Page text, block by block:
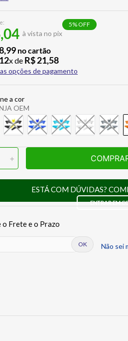
à vista no pix
5% OFF
,99 no cartão
12x de R$21,58
opções de pagamento
OEM
+
ESTÁ COM DÚVIDAS?
ENTRAR EM
Não sei